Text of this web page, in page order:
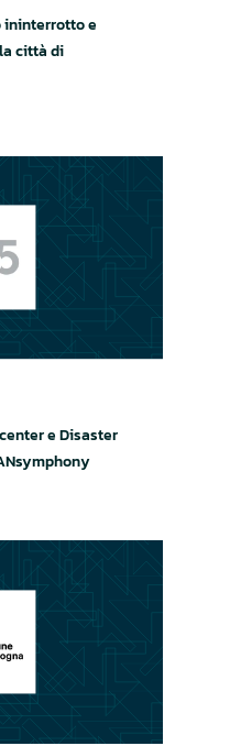
ininterrotto e
città di
e Disaster